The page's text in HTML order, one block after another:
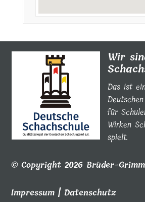
Wir
Das ist
für
Wirken
spielt.
© Copyright 2026 Brüder-
Impressum |Datenschutz